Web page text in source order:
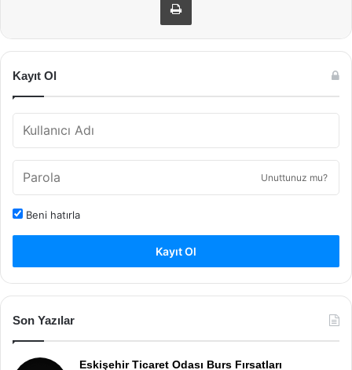
Kayıt Ol
Unuttunuz mu?
Beni hatırla
Kayıt Ol
Son Yazılar
Eskişehir Ticaret Odası Burs Fırsatları